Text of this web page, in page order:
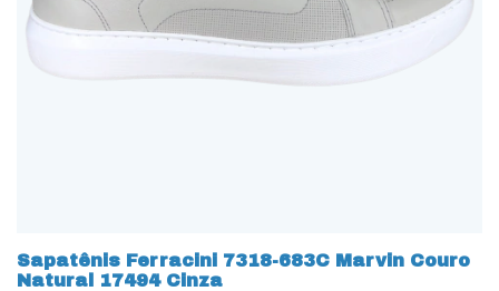
Sapatênis Ferracini 7318-683C Marvin Couro
Natural 17494 Cinza